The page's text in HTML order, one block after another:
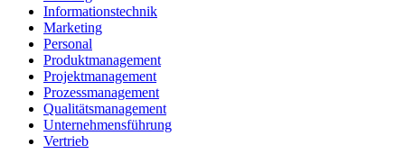
Informationstechnik
Marketing
Personal
Produktmanagement
Projektmanagement
Prozessmanagement
Qualitätsmanagement
Unternehmensführung
Vertrieb